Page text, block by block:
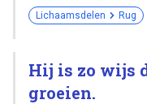
Lichaamsdelen Rug
Hij is zo wijs
groeien.